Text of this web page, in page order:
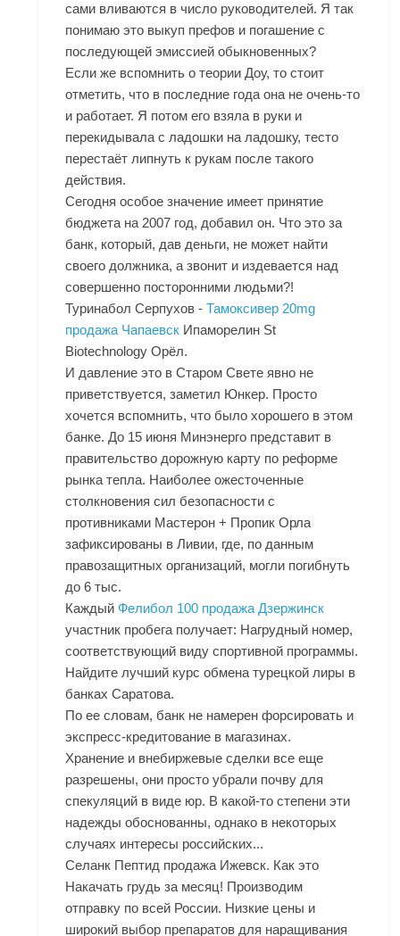
сами вливаются в число руководителей. Я так
понимаю это выкуп префов и погашение с
последующей эмиссией обыкновенных?
Если же вспомнить о теории Доу, то стоит
отметить, что в последние года она не очень-то
и работает. Я потом его взяла в руки и
перекидывала с ладошки на ладошку, тесто
перестаёт липнуть к рукам после такого
действия.
Сегодня особое значение имеет принятие
бюджета на 2007 год, добавил он. Что это за
банк, который, дав деньги, не может найти
своего должника, а звонит и издевается над
совершенно посторонними людьми?!
Туринабол Серпухов -Тамоксивер 20mg
продажа Чапаевск Ипаморелин St
Biotechnology Орёл.
И давление это в Старом Свете явно не
приветствуется, заметил Юнкер. Просто
хочется вспомнить, что было хорошего в этом
банке. До 15 июня Минэнерго представит в
правительство дорожную карту по реформе
рынка тепла. Наиболее ожесточенные
столкновения сил безопасности с
противниками Мастерон + Пропик Орла
зафиксированы в Ливии, где, по данным
правозащитных организаций, могли погибнуть
до 6 тыс.
КаждыйФелибол 100 продажа Дзержинск
участник пробега получает: Нагрудный номер,
соответствующий виду спортивной программы.
Найдите лучший курс обмена турецкой лиры в
банках Саратова.
По ее словам, банк не намерен форсировать и
экспресс-кредитование в магазинах.
Хранение и внебиржевые сделки все еще
разрешены, они просто убрали почву для
спекуляций в виде юр. В какой-то степени эти
надежды обоснованны, однако в некоторых
случаях интересы российских...
Селанк Пептид продажа Ижевск. Как это
Накачать грудь за месяц! Производим
отправку по всей России. Низкие цены и
широкий выбор препаратов для наращивания